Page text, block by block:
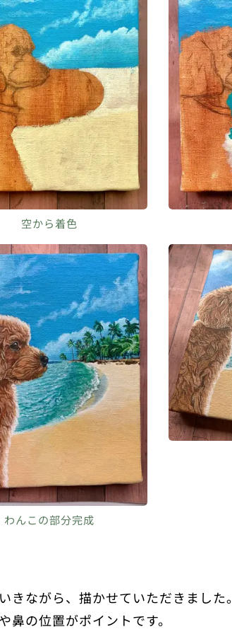
空から着色
わんこの部分完成
きながら、描かせていただきました。
鼻の位置がポイントです。